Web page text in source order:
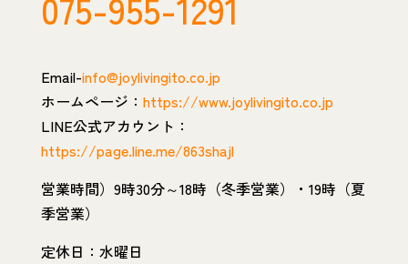
Email-info@joylivingito.co.jp
ホームページ： https://www.joylivingito.co.jp
LINE公式アカウント：
https://page.line.me/863shajl
営業時間）9時30分～18時（冬季営業）・19時（夏
季営業）
定休日：水曜日